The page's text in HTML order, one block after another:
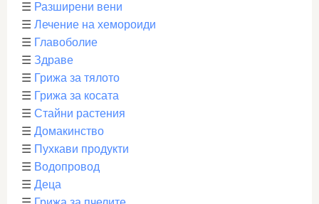
☰ Разширени вени
☰ Лечение на хемороиди
☰ Главоболие
☰ Здраве
☰ Грижа за тялото
☰ Грижа за косата
☰ Стайни растения
☰ Домакинство
☰ Пухкави продукти
☰ Водопровод
☰ Деца